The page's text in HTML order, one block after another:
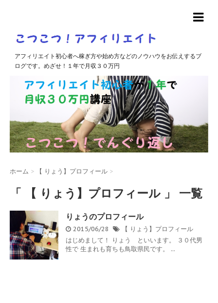
アフィリエイト初心者へ稼ぎ方や始め方などのノウハウをお伝えするブ
ログです。めざせ！１年で月収３０万円
ホーム > 【 りょう】プロフィール >
「 【 りょう】プロフィール 」 一覧
りょうのプロフィール
2015/06/28
【 りょう】プロフィール
はじめまして！ りょう といいます。 ３０代男
性で 生まれも育ちも鳥取県民です。 ...